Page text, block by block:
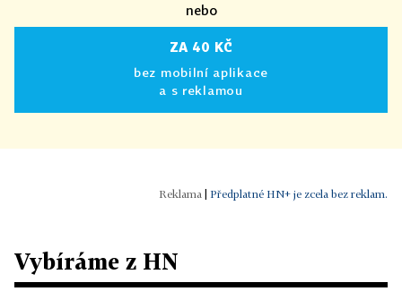
nebo
ZA 40 KČ
bez mobilní aplikace
a s reklamou
Předplatné HN+ je zcela bez reklam.
Vybíráme z HN